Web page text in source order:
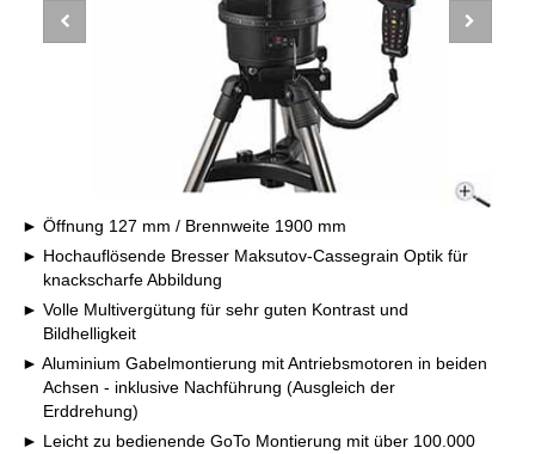
Öffnung 127 mm / Brennweite 1900 mm
Hochauflösende Bresser Maksutov-Cassegrain Optik für
knackscharfe Abbildung
Volle Multivergütung für sehr guten Kontrast und
Bildhelligkeit
Aluminium Gabelmontierung mit Antriebsmotoren in beiden
Achsen - inklusive Nachführung (Ausgleich der
Erddrehung)
Leicht zu bedienende GoTo Montierung mit über 100.000